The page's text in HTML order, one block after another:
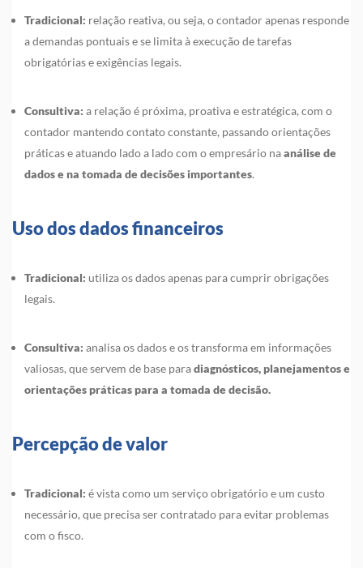
Tradicional: relação reativa, ou seja, o contador apenas responde
a demandas pontuais e se limita à execução de tarefas
obrigatórias e exigências legais.
Consultiva: a relação é próxima, proativa e estratégica, com o
contador mantendo contato constante, passando orientações
práticas e atuando lado a lado com o empresário naanálise de
dados e na tomada de decisões importantes.
Uso dos dados financeiros
Tradicional: utiliza os dados apenas para cumprir obrigações
legais.
Consultiva: analisa os dados e os transforma em informações
valiosas, que servem de base paradiagnósticos, planejamentos e
orientações práticas para a tomada de decisão.
Percepção de valor
Tradicional: é vista como um serviço obrigatório e um custo
necessário, que precisa ser contratado para evitar problemas
com o fisco.